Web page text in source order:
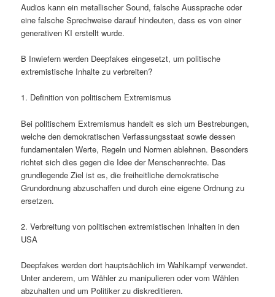
Audios kann ein metallischer Sound, falsche Aussprache oder
eine falsche Sprechweise darauf hindeuten, dass es von einer
generativen KI erstellt wurde.
B Inwiefern werden Deepfakes eingesetzt, um politische
extremistische Inhalte zu verbreiten?
1. Definition von politischem Extremismus
Bei politischem Extremismus handelt es sich um Bestrebungen,
welche den demokratischen Verfassungsstaat sowie dessen
fundamentalen Werte, Regeln und Normen ablehnen. Besonders
richtet sich dies gegen die Idee der Menschenrechte. Das
grundlegende Ziel ist es, die freiheitliche demokratische
Grundordnung abzuschaffen und durch eine eigene Ordnung zu
ersetzen.
2. Verbreitung von politischen extremistischen Inhalten in den
USA
Deepfakes werden dort hauptsächlich im Wahlkampf verwendet.
Unter anderem, um Wähler zu manipulieren oder vom Wählen
abzuhalten und um Politiker zu diskreditieren.